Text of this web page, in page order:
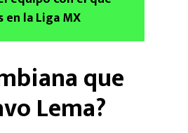
la Liga MX
que
Lema?